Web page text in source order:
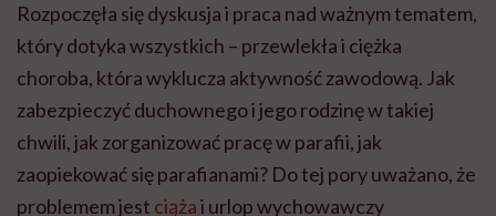
Rozpoczęła się dyskusja i praca nad ważnym tematem,
który dotyka wszystkich – przewlekła i ciężka
choroba, która wyklucza aktywność zawodową. Jak
zabezpieczyć duchownego i jego rodzinę w takiej
chwili, jak zorganizować pracę w parafii, jak
zaopiekować się parafianami? Do tej pory uważano, że
problemem jest ciążai urlop wychowawczy